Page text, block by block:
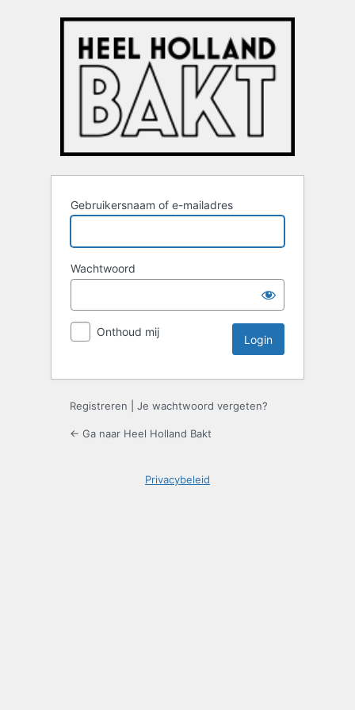
Gebruikersnaam of e-mailadres
Wachtwoord
Onthoud mij
Registreren Je wachtwoord vergeten?
← Ga naar Heel Holland Bakt
Privacybeleid